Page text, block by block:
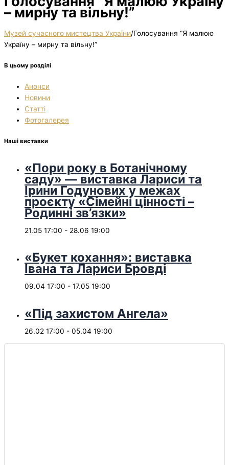
– мирну та вільну!”
Музей сучасного мистецтва України/Голосування “Я малюю
Україну – мирну та вільну!”
В цьому розділі
Анонси
Новини
Статті
Фотогалерея
Наші виставки
«Пори року в Ботанічному
саду» — виставка Лариси та
Ірини Годунових у межах
проєкту «Сімейні цінності –
Родинні зв’язки»
21.05 17:00 - 28.06 19:00
«Букет кохання»: виставка
Івана та Лариси Бровді
09.04 17:00 - 17.05 19:00
«Під захистом Ангела»
26.02 17:00 - 05.04 19:00